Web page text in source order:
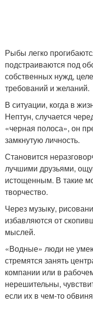
Рыбы легко
подстраиваются под
собственных нужд,
требований и желаний.
В ситуации, когда в
Нептун, случается
«черная полоса», он
замкнутую личность.
Становится
лучшими друзьями,
истощенным. В такие
творчество.
Через музыку,
избавляются от
мыслей.
«Водные» люди не
стремятся занять
компании или в
нерешительны,
если их в чем-то